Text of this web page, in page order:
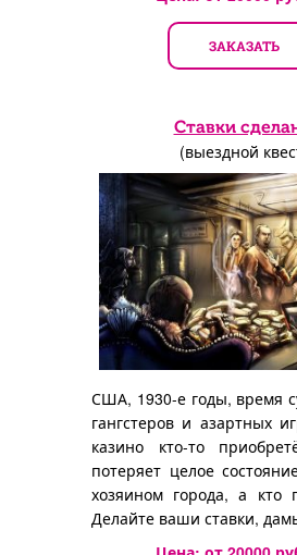
ЗАКАЗАТЬ
Ставки
(выездной
США, 1930-е годы, время
гангстеров и азартных
казино кто-то
потеряет целое
хозяином города, а кто
Делайте ваши ставки,